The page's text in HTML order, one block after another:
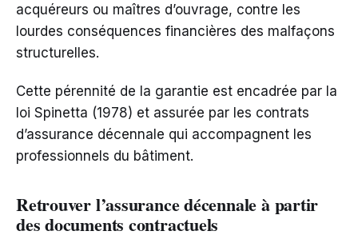
acquéreurs ou maîtres d’ouvrage, contre les
lourdes conséquences financières des malfaçons
structurelles.
Cette pérennité de la garantie est encadrée par la
loi Spinetta (1978) et assurée par les contrats
d’assurance décennale qui accompagnent les
professionnels du bâtiment.
Retrouver l’assurance décennale à partir
des documents contractuels